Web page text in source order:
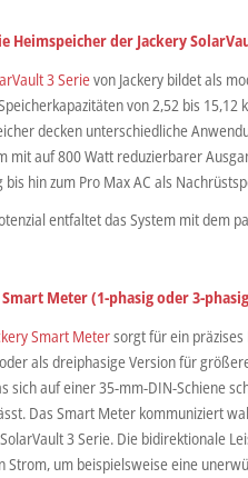
Heimspeicher der Jackery
3 Serievon Jackery bildet als
von 2,52 bis
decken unterschiedliche
mit auf 800 Watt reduzierbarer
bis hin zum Pro Max AC als
entfaltet das System mit dem
Smart Meter (1-phasig oder 3-
Smart Metersorgt für ein
als dreiphasige Version für
sich auf einer 35-mm-DIN-Schiene
Das Smart Meter kommuniziert
3 Serie. Die bidirektionale
Strom, um beispielsweise eine